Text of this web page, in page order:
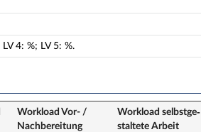
LV 4: %; LV 5: %.
Workload Vor- /
Nach­bereitung
Workload selbstge­
staltete Arbeit